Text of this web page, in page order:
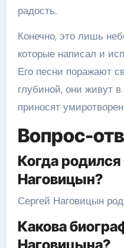
радость.
Конечно, это лишь
которые написал и
Его песни поражают
глубиной, они живут
приносят
Вопрос-
Когда
Наговицын?
Сергей Наговицын
Какова